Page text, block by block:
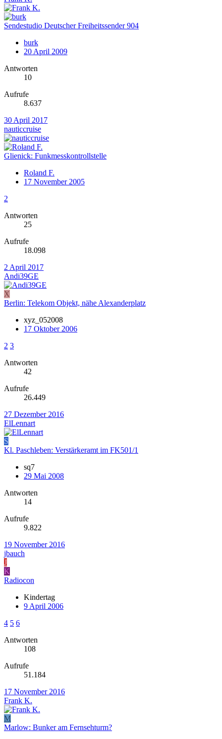
Sendestudio Deutscher Freiheitssender 904
burk
20 April 2009
Antworten
10
Aufrufe
8.637
30 April 2017
nauticcruise
Glienick: Funkmesskontrollstelle
Roland F.
17 November 2005
2
Antworten
25
Aufrufe
18.098
2 April 2017
Andi39GE
X
Berlin: Telekom Objekt, nähe Alexanderplatz
xyz_052008
17 Oktober 2006
2 3
Antworten
42
Aufrufe
26.449
27 Dezember 2016
ElLennart
S
Kl. Paschleben: Verstärkeramt im FK501/1
sq7
29 Mai 2008
Antworten
14
Aufrufe
9.822
19 November 2016
jbauch
J
K
Radiocon
Kindertag
9 April 2006
4 5 6
Antworten
108
Aufrufe
51.184
17 November 2016
Frank K.
M
Marlow: Bunker am Fernsehturm?